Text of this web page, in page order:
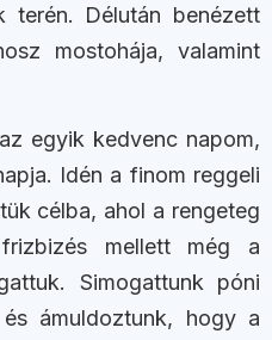
terén. Délután benézett
mostohája, valamint
egyik kedvenc napom,
Idén a finom reggeli
célba, ahol a rengeteg
mellett még a
Simogattunk póni
ámuldoztunk, hogy a